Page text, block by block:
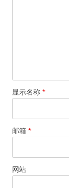
显示名称 *
邮箱 *
网站